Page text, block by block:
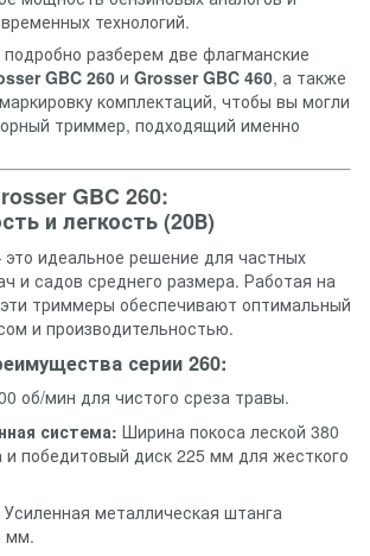
технологий.
разберем две флагманские
GBC 260 и Grosser GBC 460, а также
комплектаций, чтобы вы могли
триммер, подходящий именно
GBC 260:
и легкость (20В)
идеальное решение для частных
и садов среднего размера. Работая на
триммеры обеспечивают оптимальный
и производительностью.
серии 260:
об/мин для чистого среза травы.
система: Ширина покоса леской 380
и победитовый диск 225 мм для жесткого
Усиленная металлическая штанга
мм.